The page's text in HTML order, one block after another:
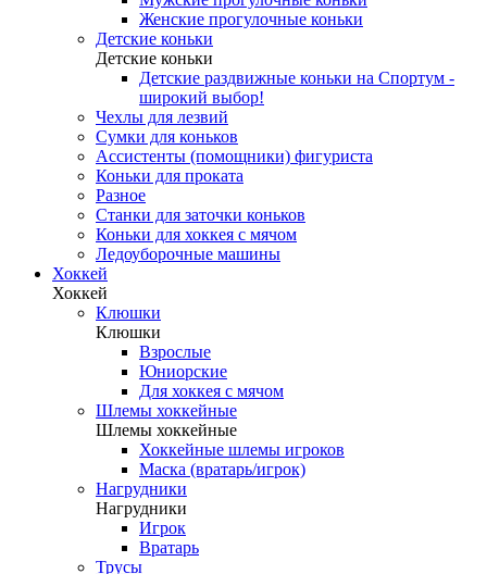
Женские прогулочные коньки
Детские коньки
Детские коньки
Детские раздвижные коньки на Спортум -
широкий выбор!
Чехлы для лезвий
Сумки для коньков
Ассистенты (помощники) фигуриста
Коньки для проката
Разное
Станки для заточки коньков
Коньки для хоккея с мячом
Ледоуборочные машины
Хоккей
Хоккей
Клюшки
Клюшки
Взрослые
Юниорские
Для хоккея с мячом
Шлемы хоккейные
Шлемы хоккейные
Хоккейные шлемы игроков
Маска (вратарь/игрок)
Нагрудники
Нагрудники
Игрок
Вратарь
Трусы